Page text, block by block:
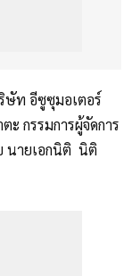
ษัท อีซูซุมอเตอร์
ะ กรรมการผู้จัดการ
นายเอกนิติ นิติ